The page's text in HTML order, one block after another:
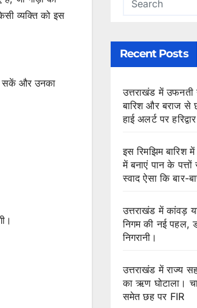
व्यक्ति को इस
सकें और उनका
Recent Posts
उत्तराखंड में उफनती
बारिश और बराज से
हाई अलर्ट पर
इस रिमझिम बारिश
में बनाएं पान के
स्वाद ऐसा कि बार-
उत्तराखंड में कांवड़
निगम की नई पहल,
निगरानी।
उत्तराखंड में राज्य
का ऋण घोटाला।
समेत छह पर FIR